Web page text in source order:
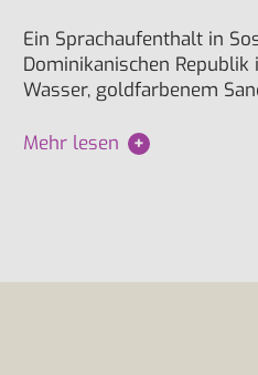
Ein Sprachaufenthalt in
Dominikanischen
Wasser, goldfarbenem
Mehr lesen +